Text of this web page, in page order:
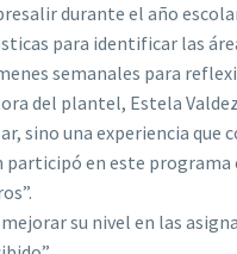
durante el año
para identificar las
semanales para
del plantel, Estela
sino una experiencia que
en este
su nivel en las